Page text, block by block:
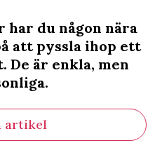
har du någon nära
att pyssla ihop ett
är enkla, men
artikel